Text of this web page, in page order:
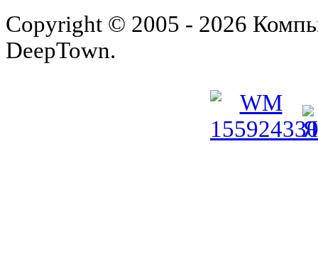
Copyright © 2005 - 2026
DeepTown.